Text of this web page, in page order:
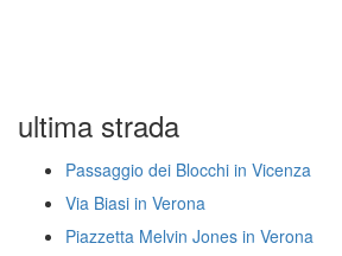
ultima strada
Passaggio dei Blocchi in Vicenza
Via Biasi in Verona
Piazzetta Melvin Jones in Verona